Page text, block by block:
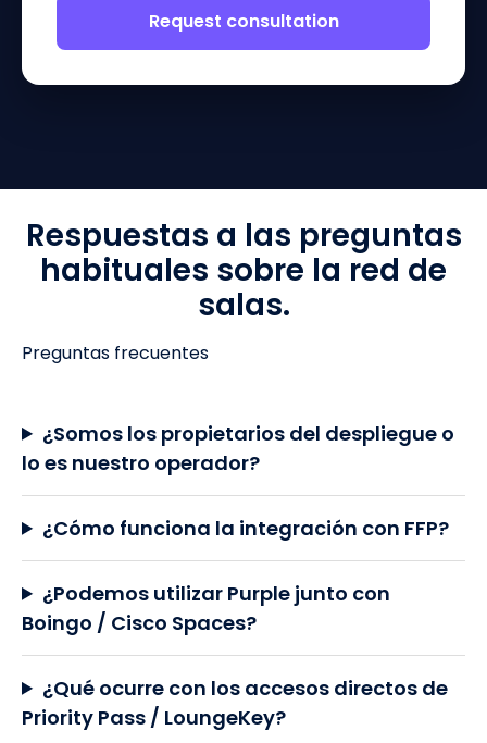
Request consultation
Respuestas a las preguntas
habituales sobre la red de
salas.
Preguntas frecuentes
¿Somos los propietarios del despliegue o
lo es nuestro operador?
¿Cómo funciona la integración con FFP?
¿Podemos utilizar Purple junto con
Boingo / Cisco Spaces?
¿Qué ocurre con los accesos directos de
Priority Pass / LoungeKey?